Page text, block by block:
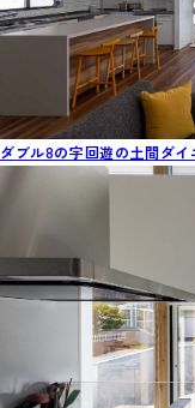
ダブル8の字回遊の土間ダイ